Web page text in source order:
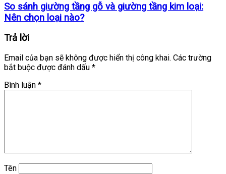
So sánh giường tầng gỗ và giường tầng kim loại:
Nên chọn loại nào?
Trả lời
Email của bạn sẽ không được hiển thị công khai. Các trường
bắt buộc được đánh dấu *
Bình luận *
Tên